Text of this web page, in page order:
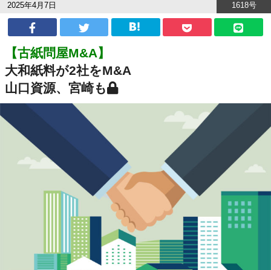
2025年4月7日 1618号
【古紙問屋M&A】
大和紙料が2社をM&A
山口資源、宮崎も